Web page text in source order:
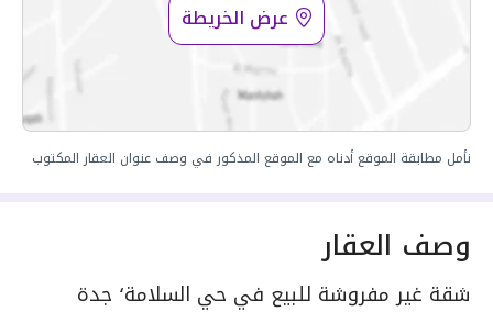
عرض الخريطة
نأمل مطابقة الموقع أدناه مع الموقع المذكور في وصف عنوان العقار المكتوب
وصف العقار
شقة غير مفروشة للبيع في حي السلامة٬ جدة